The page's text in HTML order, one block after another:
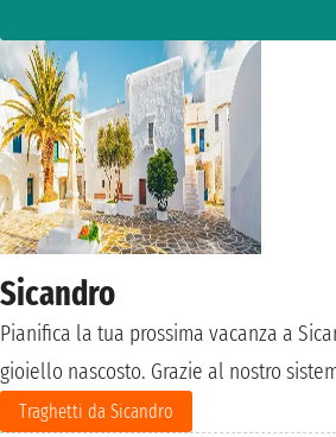
Sicandro
Pianifica la tua prossima vacanza a
gioiello nascosto. Grazie al nostro
Traghetti da Sicandro